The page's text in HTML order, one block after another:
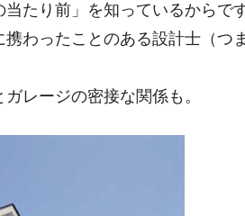
たり前」を知っているからです
携わったことのある設計士（つ
レージの密接な関係も。